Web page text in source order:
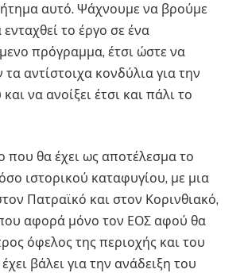
αυτό. Ψάχνουμε να βρούμε
το έργο σε ένα
πρόγραμμα, έτσι ώστε να
αντίστοιχα κονδύλια για την
να ανοίξει έτσι και πάλι το
που θα έχει ως αποτέλεσμα το
ιστορικού καταφυγίου, με μια
Πατραϊκό και στον Κορινθιακό,
που αφορά μόνο τον ΕΟΣ αφού θα
όφελος της περιοχής και του
βάλει για την ανάδειξη του